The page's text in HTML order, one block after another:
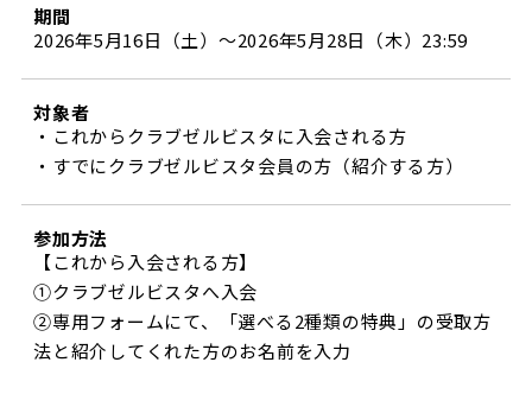
車イスでの観戦
試合運営管理規程
三輪緑山ベースを利用
三輪緑山ベースご利用案内
ＦＣ町田ゼルビアスポーツクラブ
ゼルビアフットサルパーク
期間
2026年5月16日（土）～2026年5月28日（木）23:59
対象者
・これからクラブゼルビスタに入会される方
・すでにクラブゼルビスタ会員の方（紹介する方）
参加方法
【これから入会される方】
①クラブゼルビスタへ入会
②専用フォームにて、「選べる2種類の特典」の受取方
法と紹介してくれた方のお名前を入力